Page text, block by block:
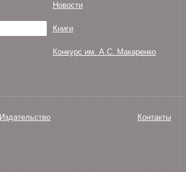
Новости
Книги
Конкурс им. А.С. Макаренко
Издательство Контакты